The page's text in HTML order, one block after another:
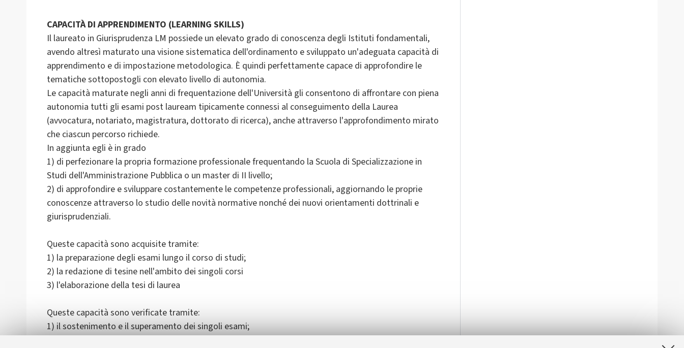
CAPACITÀ DI APPRENDIMENTO (LEARNING SKILLS)
Il laureato in Giurisprudenza LM possiede un elevato grado di conoscenza degli Istituti fondamentali,
avendo altresì maturato una visione sistematica dell'ordinamento e sviluppato un'adeguata capacità di
apprendimento e di impostazione metodologica. È quindi perfettamente capace di approfondire le
tematiche sottopostogli con elevato livello di autonomia.
Le capacità maturate negli anni di frequentazione dell'Università gli consentono di affrontare con piena
autonomia tutti gli esami post lauream tipicamente connessi al conseguimento della Laurea
(avvocatura, notariato, magistratura, dottorato di ricerca), anche attraverso l'approfondimento mirato
che ciascun percorso richiede.
In aggiunta egli è in grado
1) di perfezionare la propria formazione professionale frequentando la Scuola di Specializzazione in
Studi dell'Amministrazione Pubblica o un master di II livello;
2) di approfondire e sviluppare costantemente le competenze professionali, aggiornando le proprie
conoscenze attraverso lo studio delle novità normative nonché dei nuovi orientamenti dottrinali e
giurisprudenziali.
Queste capacità sono acquisite tramite:
1) la preparazione degli esami lungo il corso di studi;
2) la redazione di tesine nell'ambito dei singoli corsi
3) l'elaborazione della tesi di laurea
Queste capacità sono verificate tramite:
1) il sostenimento e il superamento dei singoli esami;